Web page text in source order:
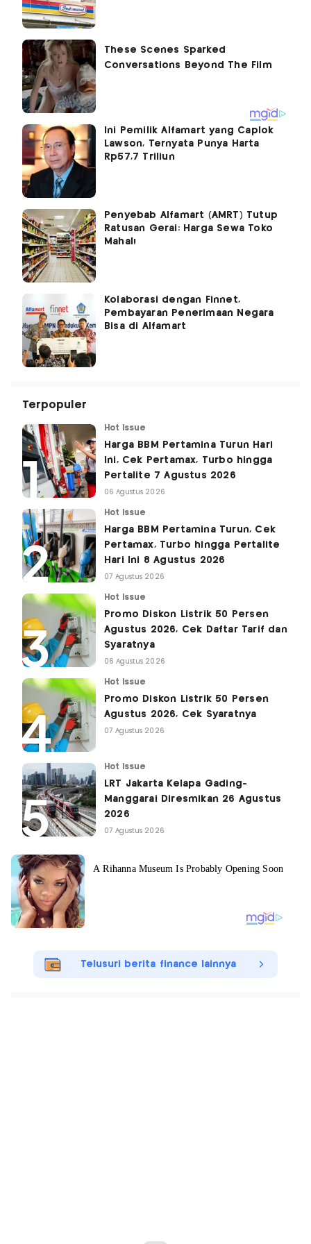
Ini Pemilik Alfamart yang Caplok
Lawson, Ternyata Punya Harta
Rp57,7 Triliun
Penyebab Alfamart (AMRT) Tutup
Ratusan Gerai: Harga Sewa Toko
Mahal!
Kolaborasi dengan Finnet,
Pembayaran Penerimaan Negara
Bisa di Alfamart
Terpopuler
Hot Issue
Harga BBM Pertamina Turun Hari
Ini, Cek Pertamax, Turbo hingga
Pertalite 7 Agustus 2026
06 Agustus 2026
Hot Issue
Harga BBM Pertamina Turun, Cek
Pertamax, Turbo hingga Pertalite
Hari Ini 8 Agustus 2026
07 Agustus 2026
Hot Issue
Promo Diskon Listrik 50 Persen
Agustus 2026, Cek Daftar Tarif dan
Syaratnya
06 Agustus 2026
Hot Issue
Promo Diskon Listrik 50 Persen
Agustus 2026, Cek Syaratnya
07 Agustus 2026
Hot Issue
LRT Jakarta Kelapa Gading-
Manggarai Diresmikan 26 Agustus
2026
07 Agustus 2026
Telusuri berita finance lainnya